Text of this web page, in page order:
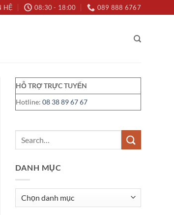
HỆ 08:30 - 18:00 089 888 6767
HỖ TRỢ TRỰC TUYẾN
Hotline: 08 38 89 67 67
DANH MỤC
Danh
mục